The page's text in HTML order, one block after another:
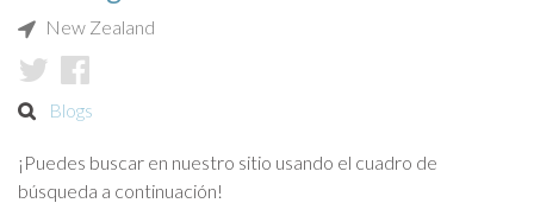
New Zealand
Blogs
¡Puedes buscar en nuestro sitio usando el cuadro de
búsqueda a continuación!